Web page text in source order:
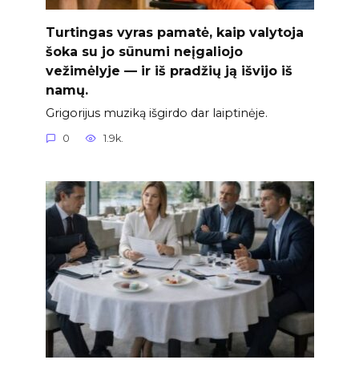
Turtingas vyras pamatė, kaip valytoja
šoka su jo sūnumi neįgaliojo
vežimėlyje — ir iš pradžių ją išvijo iš
namų.
Grigorijus muziką išgirdo dar laiptinėje.
0 1.9k.